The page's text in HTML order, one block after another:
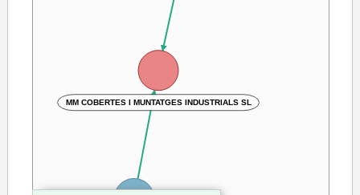
MM COBERTES I MUNTATGES INDUSTRIALS SL